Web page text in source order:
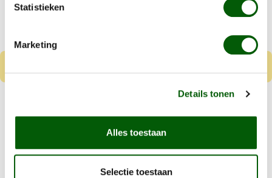
Statistieken
Marketing
Details tonen
Alles toestaan
Selectie toestaan